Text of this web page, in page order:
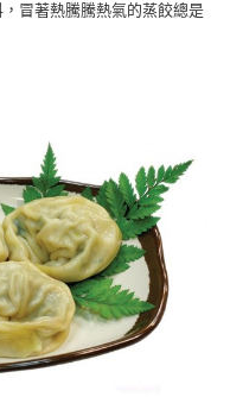
冒著熱騰騰熱氣的蒸餃總是